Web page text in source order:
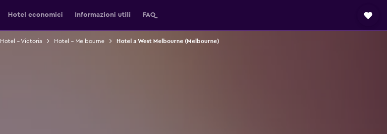
Hotel economici Informazioni utili FAQ
Hotel - Victoria Hotel - Melbourne Hotel a West Melbourne (Melbourne)